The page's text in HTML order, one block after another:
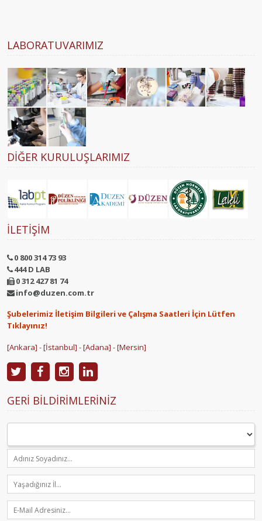
LABORATUVARIMIZ
DIĞER KURULUŞLARIMIZ
İLETIŞIM
0 800 314 73 93
444 D LAB
0 312 427 81 74
info@duzen.com.tr
Şubelerimiz İletişim Bilgileri ve Çalışma Saatleri İçin Lütfen
Tıklayınız!
[Ankara] -[İstanbul] -[Adana] -[Mersin]
GERI BILDIRIMLERINIZ